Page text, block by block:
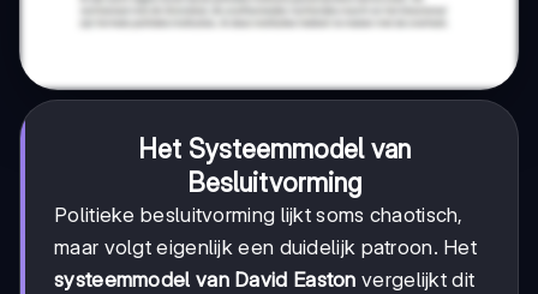
Het Systeemmodel van
Besluitvorming
Politieke besluitvorming lijkt soms chaotisch,
maar volgt eigenlijk een duidelijk patroon. Het
systeemmodel van David Easton vergelijkt dit